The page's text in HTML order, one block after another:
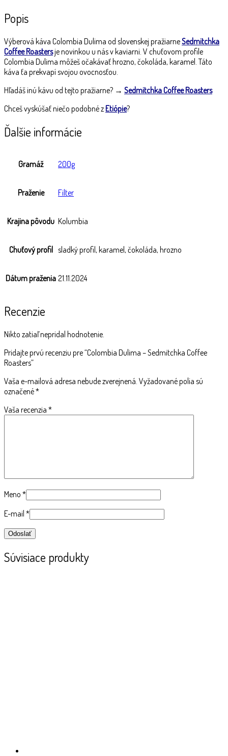
Popis
Výberová káva Colombia Dulima od slovenskej pražiarneSedmitchka
Coffee Roastersje novinkou u nás v kaviarni. V chuťovom profile
Colombia Dulima môžeš očakávať hrozno, čokoláda, karamel. Táto
káva ťa prekvapí svojou ovocnosťou.
Hľadáš inú kávu od tejto pražiarne? → Sedmitchka Coffee Roasters
Chceš vyskúšať niečo podobné zEtiópie?
Ďalšie informácie
Gramáž 200g
Praženie Filter
Krajina pôvodu Kolumbia
Chuťový profil sladký profil, karamel, čokoláda, hrozno
Dátum praženia 21.11.2024
Recenzie
Nikto zatiaľ nepridal hodnotenie.
Pridajte prvú recenziu pre “Colombia Dulima – Sedmitchka Coffee
Roasters”
Vaša e-mailová adresa nebude zverejnená. Vyžadované polia sú
označené*
Vaša recenzia *
Meno *
E-mail *
Súvisiace produkty